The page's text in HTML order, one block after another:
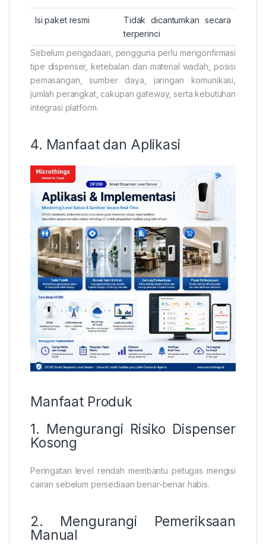
Isi paket resmi
Tidak dicantumkan secara
terperinci
Sebelum pengadaan, pengguna perlu mengonfirmasi
tipe dispenser, ketebalan dan material wadah, posisi
pemasangan, sumber daya, jaringan komunikasi,
jumlah perangkat, cakupan gateway, serta kebutuhan
integrasi platform.
4. Manfaat dan Aplikasi
Manfaat Produk
1. Mengurangi Risiko Dispenser
Kosong
Peringatan level rendah membantu petugas mengisi
cairan sebelum persediaan benar-benar habis.
2. Mengurangi Pemeriksaan
Manual